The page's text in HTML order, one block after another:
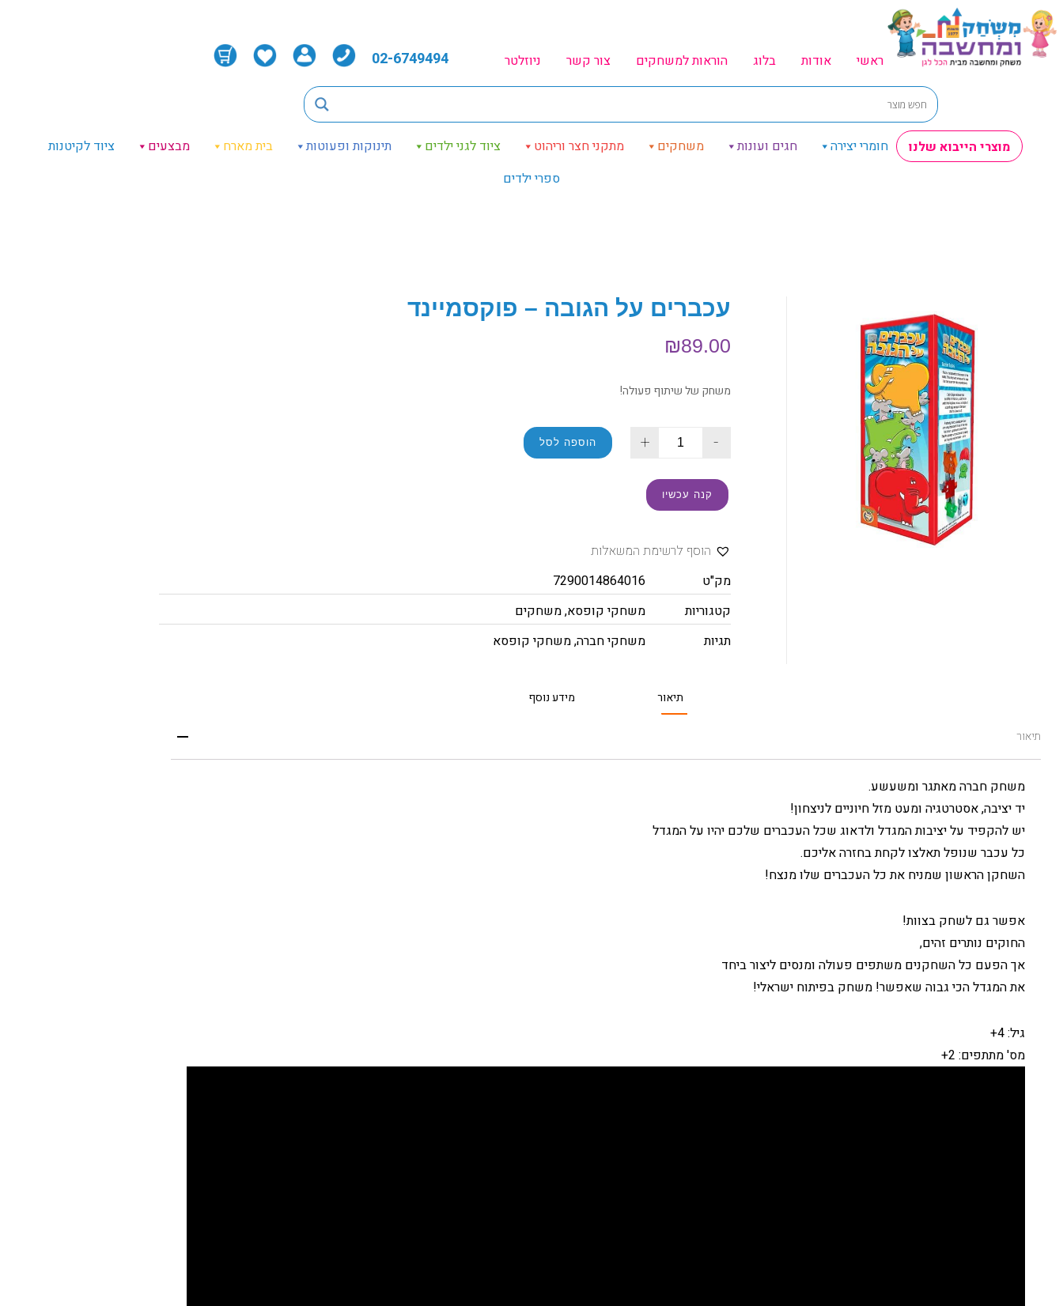
ראשי אודות בלוג הוראות למשחקים צור קשר ניוזלטר 02-6749494
מוצרי הייבוא שלנו חומרי יצירה חגים ועונות משחקים מתקני חצר וריהוט ציוד לגני ילדים תינוקות ופעוטות בית מארח מבצעים
ציוד לקיטנות
ספרי ילדים
עכברים על הגובה – פוקסמיינד
₪89.00
משחק של שיתוף פעולה!
-
+ הוספה לסל
קנה עכשיו
הוסף לרשימת המשאלות
מק"ט
7290014864016
קטגוריות
משחקי קופסא,משחקים
תגיות
משחקי חברה,משחקי קופסא
תיאור מידע נוסף
תיאור
משחק חברה מאתגר ומשעשע.
יד יציבה, אסטרטגיה ומעט מזל חיוניים לניצחון!
יש להקפיד על יציבות המגדל ולדאוג שכל העכברים שלכם יהיו על המגדל
כל עכבר שנופל תאלצו לקחת בחזרה אליכם.
השחקן הראשון שמניח את כל העכברים שלו מנצח!
אפשר גם לשחק בצוות!
החוקים נותרים זהים,
אך הפעם כל השחקנים משתפים פעולה ומנסים ליצור ביחד
את המגדל הכי גבוה שאפשר! משחק בפיתוח ישראלי!
גיל: 4+
מס' מתתפים: 2+